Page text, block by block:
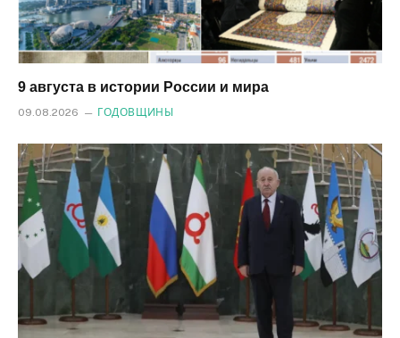
9 августа в истории России и мира
09.08.2026 ГОДОВЩИНЫ